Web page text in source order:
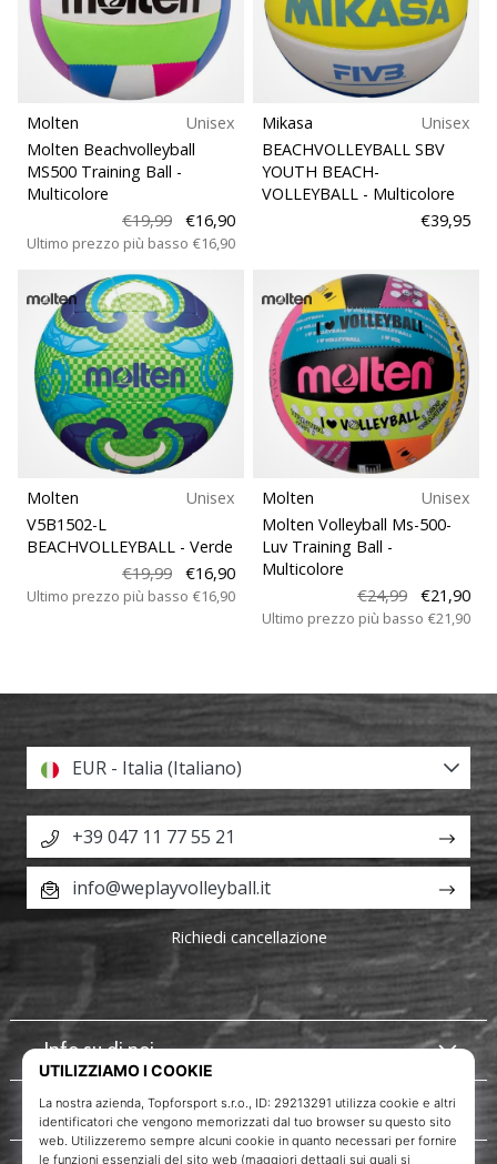
Molten
Unisex
Molten Beachvolleyball
MS500 Training Ball -
Multicolore
€19,99
€16,90
Ultimo prezzo più basso €16,90
Mikasa
Unisex
BEACHVOLLEYBALL SBV
YOUTH BEACH-
VOLLEYBALL - Multicolore
€39,95
Molten
Unisex
V5B1502-L
BEACHVOLLEYBALL - Verde
€19,99
€16,90
Ultimo prezzo più basso €16,90
Molten
Unisex
Molten Volleyball Ms-500-
Luv Training Ball -
Multicolore
€24,99
€21,90
Ultimo prezzo più basso €21,90
Info su di noi
Servizio clienti
EUR - Italia (Italiano)
+39 047 11 77 55 21
info@weplayvolleyball.it
Richiedi cancellazione